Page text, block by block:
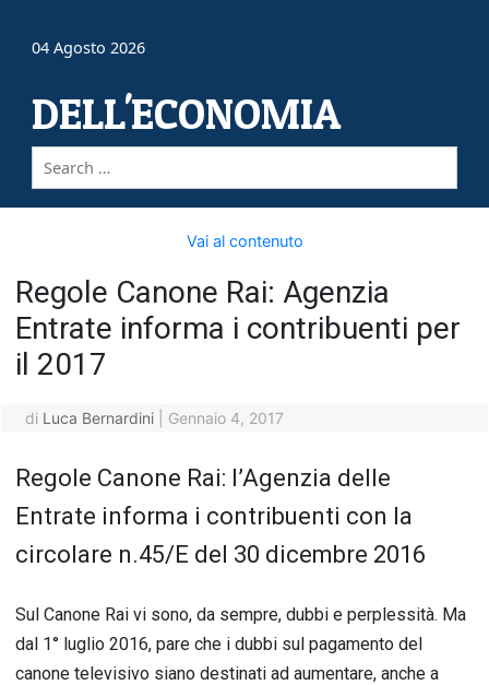
04 Agosto 2026
DELL'ECONOMIA
Vai al contenuto
Regole Canone Rai: Agenzia
Entrate informa i contribuenti per
il 2017
di Luca Bernardini Gennaio 4, 2017
Regole Canone Rai: l’Agenzia delle
Entrate informa i contribuenti con la
circolare n.45/E del 30 dicembre 2016
Sul Canone Rai vi sono, da sempre, dubbi e perplessità. Ma
dal 1° luglio 2016, pare che i dubbi sul pagamento del
canone televisivo siano destinati ad aumentare, anche a